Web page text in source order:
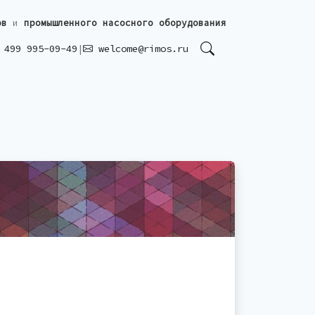
и промышленного насосного оборудования
499 995-09-49 | welcome@rimos.ru